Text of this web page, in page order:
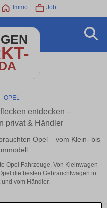
Immo Job
OPEL
entdecken –
privat & Händler
Opel – vom Klein- bis
Opel Fahrzeuge. Von Kleinwagen
die besten Gebrauchtwagen in
vom Händler.